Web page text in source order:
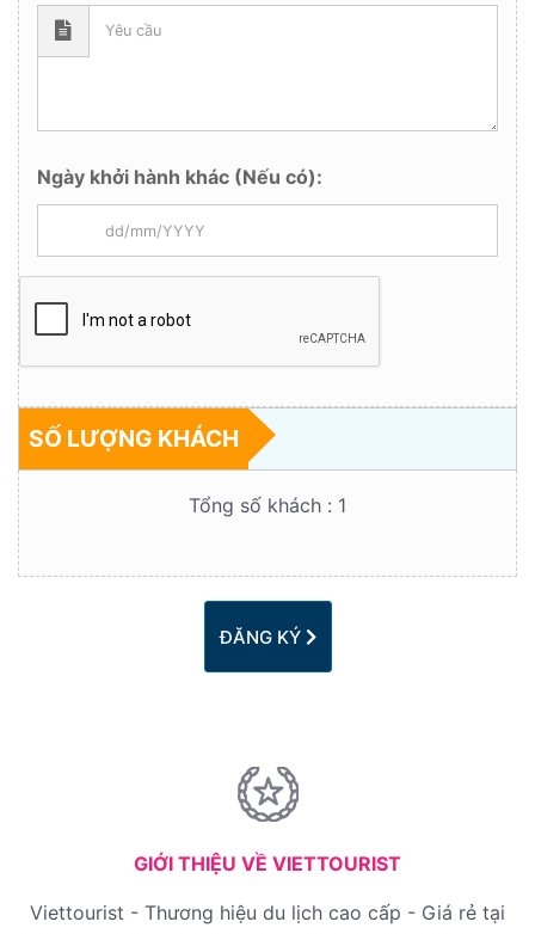
Ngày khởi hành khác (Nếu có):
SỐ LƯỢNG KHÁCH
Tổng số khách : 1
ĐĂNG KÝ
GIỚI THIỆU VỀ VIETTOURIST
Viettourist - Thương hiệu du lịch cao cấp - Giá rẻ tại